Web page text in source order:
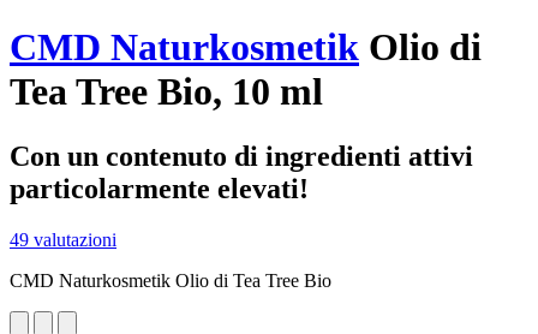
CMD Naturkosmetik Olio di
Tea Tree Bio, 10 ml
Con un contenuto di ingredienti attivi
particolarmente elevati!
49 valutazioni
CMD Naturkosmetik Olio di Tea Tree Bio